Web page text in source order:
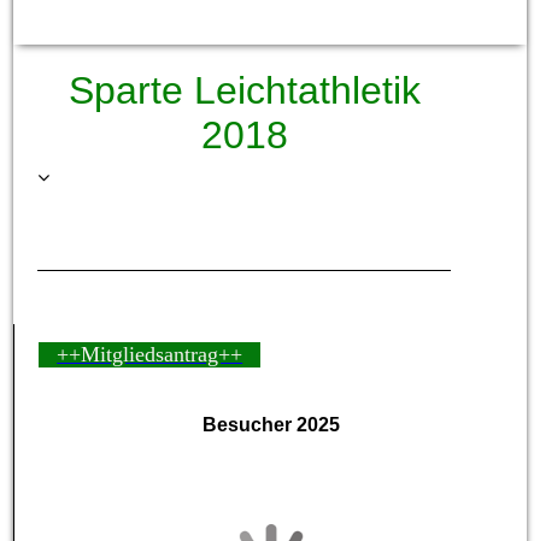
Sparte Leichtathletik
2018
++Mitgliedsantrag++
Besucher 2025